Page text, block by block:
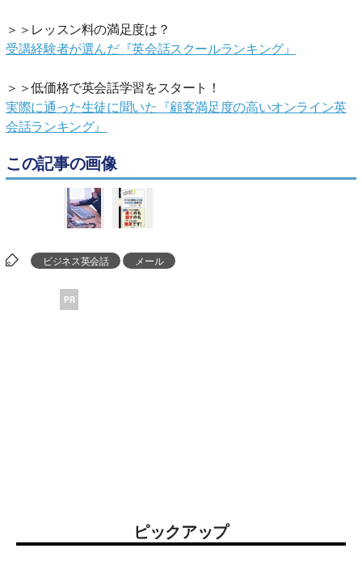
＞＞レッスン料の満足度は？
受講経験者が選んだ『英会話スクールランキング』
＞＞低価格で英会話学習をスタート！
実際に通った生徒に聞いた『顧客満足度の高いオンライン英
会話ランキング』
この記事の画像
ビジネス英会話 メール
PR
ピックアップ